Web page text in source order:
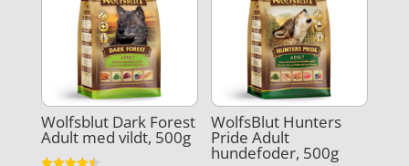
Wolfsblut Dark Forest
Adult med vildt, 500g
WolfsBlut Hunters
Pride Adult
hundefoder, 500g